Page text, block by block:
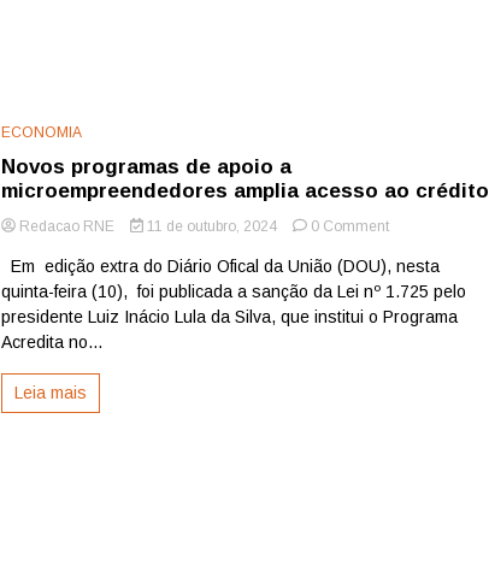
ECONOMIA
Novos programas de apoio a
microempreendedores amplia acesso ao crédito
Redacao RNE 11 de outubro, 2024 0 Commenton
programas
de
apoio
Em edição extra do Diário Ofical da União (DOU), nesta
quinta-feira (10), foi publicada a sanção da Lei nº 1.725 pelo
presidente Luiz Inácio Lula da Silva, que institui o Programa
Acredita no...
Leia mais